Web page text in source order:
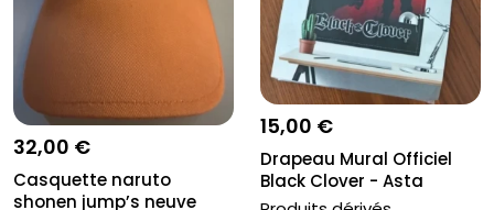
32,00 €
Casquette naruto
shonen jump’s neuve
15,00 €
Drapeau Mural Officiel
Black Clover - Asta
70x100c...